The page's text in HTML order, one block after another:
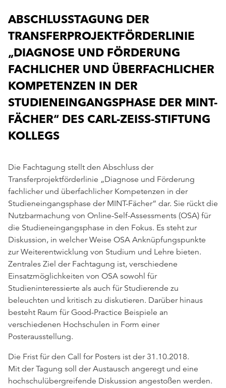
ABSCHLUSSTAGUNG DER
TRANSFERPROJEKTFÖRDERLINIE
„DIAGNOSE UND FÖRDERUNG
FACHLICHER UND ÜBERFACHLICHER
KOMPETENZEN IN DER
STUDIENEINGANGSPHASE DER MINT-
FÄCHER“ DES CARL-ZEISS-STIFTUNG
KOLLEGS
Die Fachtagung stellt den Abschluss der
Transferprojektförderlinie „Diagnose und Förderung
fachlicher und überfachlicher Kompetenzen in der
Studieneingangsphase der MINT-Fächer“ dar. Sie rückt die
Nutzbarmachung von Online-Self-Assessments (OSA) für
die Studieneingangsphase in den Fokus. Es steht zur
Diskussion, in welcher Weise OSA Anknüpfungspunkte
zur Weiterentwicklung von Studium und Lehre bieten.
Zentrales Ziel der Fachtagung ist, verschiedene
Einsatzmöglichkeiten von OSA sowohl für
Studieninteressierte als auch für Studierende zu
beleuchten und kritisch zu diskutieren. Darüber hinaus
besteht Raum für Good-Practice Beispiele an
verschiedenen Hochschulen in Form einer
Posterausstellung.
Die Frist für den Call for Posters ist der 31.10.2018.
Mit der Tagung soll der Austausch angeregt und eine
hochschulübergreifende Diskussion angestoßen werden.